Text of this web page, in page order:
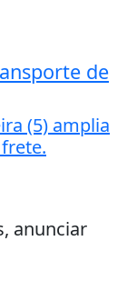
de
(5) amplia
anunciar